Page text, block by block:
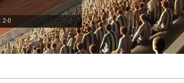
2-0